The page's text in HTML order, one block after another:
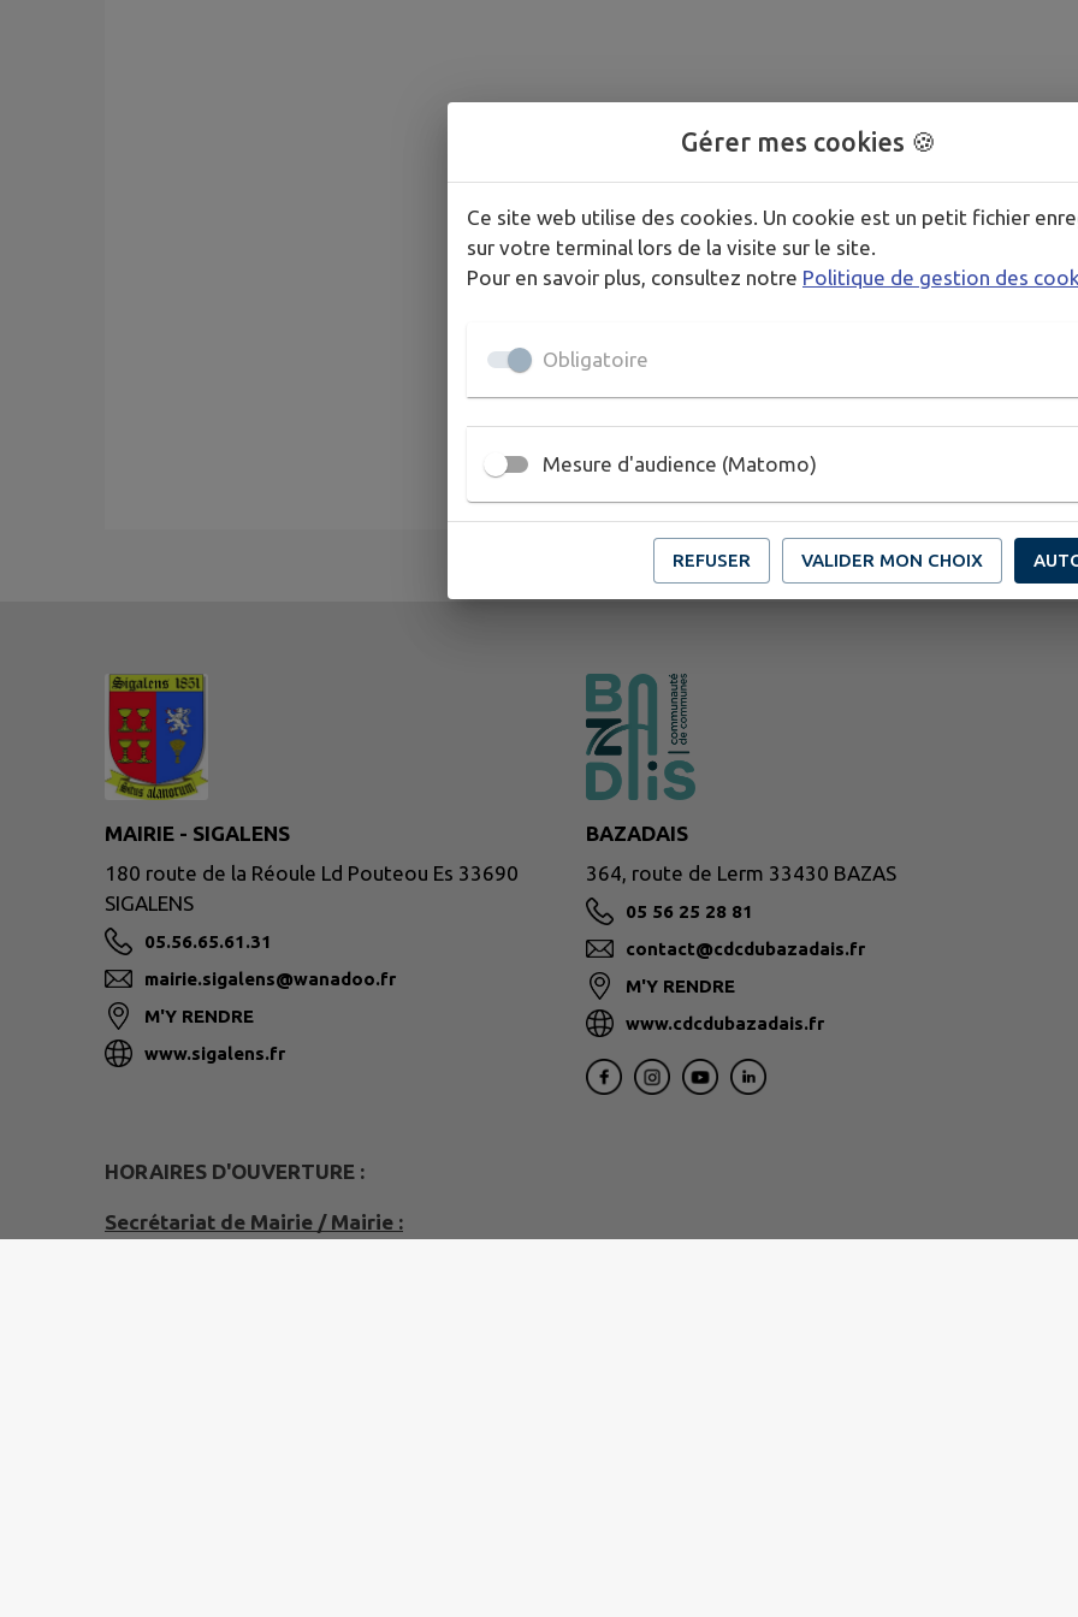
MAIRIE - SIGALENS
180 route de la Réoule Ld Pouteou Es 33690
SIGALENS
05.56.65.61.31
mairie.sigalens@wanadoo.fr
M'Y RENDRE
www.sigalens.fr
BAZADAIS
364, route de Lerm 33430 BAZAS
05 56 25 28 81
contact@cdcdubazadais.fr
M'Y RENDRE
www.cdcdubazadais.fr
HORAIRES D'OUVERTURE :
Secrétariat de Mairie / Mairie :
Gérer mes cookies 🍪
Ce site web utilise des cookies. Un cookie est un petit fichier
sur votre terminal lors de la visite sur le site.
Pour en savoir plus, consultez notre Politique de gestion des
Obligatoire
Mesure d'audience (Matomo)
REFUSER VALIDER MON CHOIX